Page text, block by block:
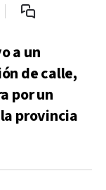
a un
de calle,
por un
provincia